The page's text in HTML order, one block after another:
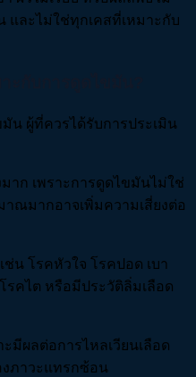
และไม่ใช่ทุกเคสที่เหมาะกับ
น ผู้ที่ควรได้รับการประเมิน
าก เพราะการดูดไขมันไม่ใช่
ณมากอาจเพิ่มความเสี่ยงต่อ
น โรคหัวใจ โรคปอด เบา
คไต หรือมีประวัติลิ่มเลือด
มีผลต่อการไหลเวียนเลือด
งภาวะแทรกซ้อน